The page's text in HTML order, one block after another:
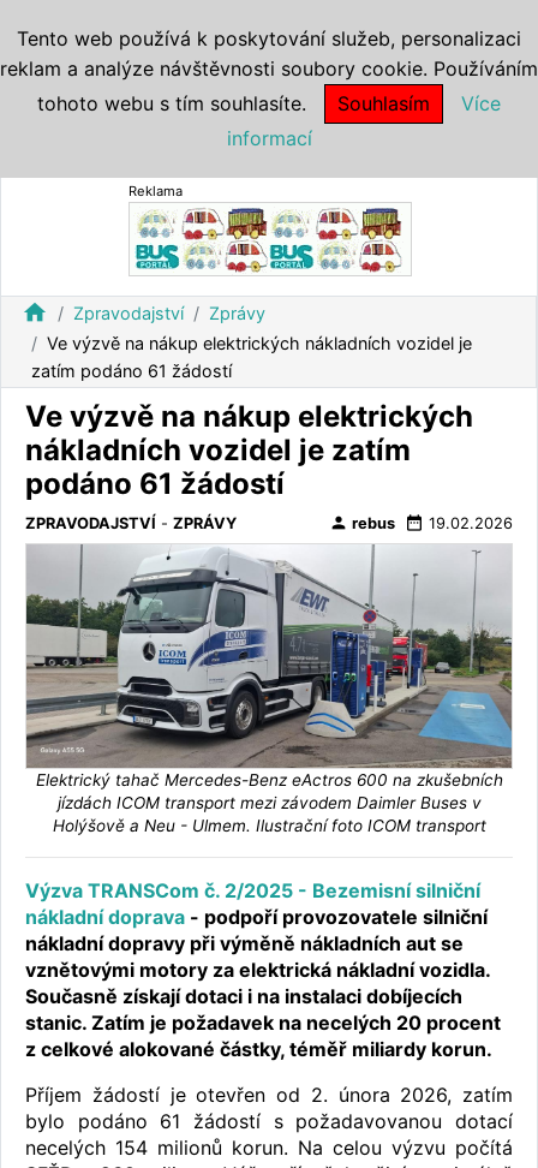
Reklama
home Zpravodajství
Zprávy
Ve výzvě na nákup elektrických nákladních vozidel je
zatím podáno 61 žádostí
Ve výzvě na nákup elektrických
nákladních vozidel je zatím
podáno 61 žádostí
ZPRAVODAJSTVÍ - ZPRÁVY person rebus date_range 19.02.2026
Elektrický tahač Mercedes-Benz eActros 600 na zkušebních
jízdách ICOM transport mezi závodem Daimler Buses v
Holýšově a Neu - Ulmem. Ilustrační foto ICOM transport
Výzva TRANSCom č. 2/2025 - Bezemisní silniční
nákladní doprava - podpoří provozovatele silniční
nákladní dopravy při výměně nákladních aut se
vznětovými motory za elektrická nákladní vozidla.
Současně získají dotaci i na instalaci dobíjecích
stanic. Zatím je požadavek na necelých 20 procent
z celkové alokované částky, téměř miliardy korun.
Příjem žádostí je otevřen od 2. února 2026, zatím
bylo podáno 61 žádostí s požadavovanou dotací
necelých 154 milionů korun. Na celou výzvu počítá
Tento web používá k poskytování služeb, personalizaci
reklam a analýze návštěvnosti soubory cookie. Používáním
tohoto webu s tím souhlasíte.
Souhlasím
Více
informací